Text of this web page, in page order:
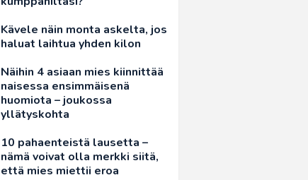
Kävele näin monta askelta, jos
haluat laihtua yhden kilon
Näihin 4 asiaan mies kiinnittää
naisessa ensimmäisenä
huomiota – joukossa
yllätyskohta
10 pahaenteistä lausetta –
nämä voivat olla merkki siitä,
että mies miettii eroa